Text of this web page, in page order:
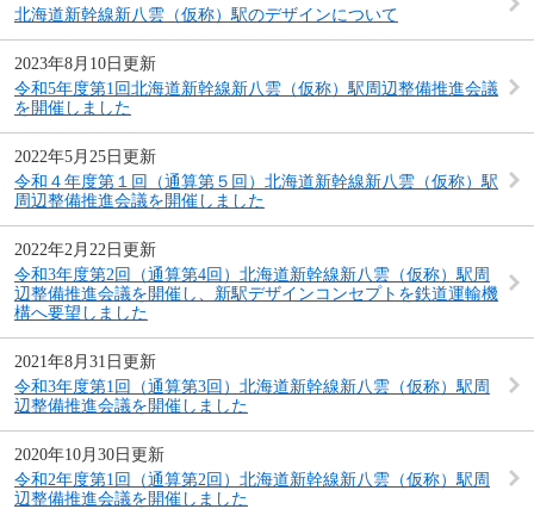
北海道新幹線新八雲（仮称）駅のデザインについて
2023年8月10日更新
令和5年度第1回北海道新幹線新八雲（仮称）駅周辺整備推進会議
を開催しました
2022年5月25日更新
令和４年度第１回（通算第５回）北海道新幹線新八雲（仮称）駅
周辺整備推進会議を開催しました
2022年2月22日更新
令和3年度第2回（通算第4回）北海道新幹線新八雲（仮称）駅周
辺整備推進会議を開催し、新駅デザインコンセプトを鉄道運輸機
構へ要望しました
2021年8月31日更新
令和3年度第1回（通算第3回）北海道新幹線新八雲（仮称）駅周
辺整備推進会議を開催しました
2020年10月30日更新
令和2年度第1回（通算第2回）北海道新幹線新八雲（仮称）駅周
辺整備推進会議を開催しました